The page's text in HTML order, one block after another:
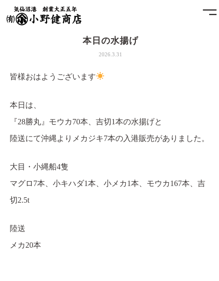
本日の水揚げ
2026.3.31
皆様おはようございます
本日は、
『28勝丸』モウカ70本、吉切1本の水揚げと
陸送にて沖縄よりメカジキ7本の入港販売がありました。
大目・小縄船4隻
マグロ7本、小キハダ1本、小メカ1本、モウカ167本、吉
切2.5t
陸送
メカ20本
小野健商店について
土藏
お問合せ